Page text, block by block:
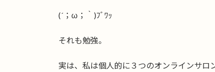
(´；ω；｀)ﾌﾞﾜｯ
それも勉強。
実は、私は個人的に３つのオンラインサロ